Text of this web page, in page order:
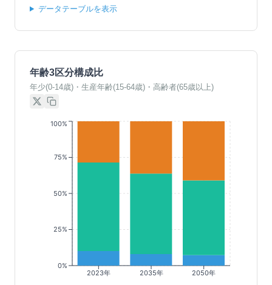
データテーブルを表示
年齢3区分構成比
年少(0-14歳)・生産年齢(15-64歳)・高齢者(65歳以上)
2023年 2035年 2050年
0%
25%
50%
75%
100%